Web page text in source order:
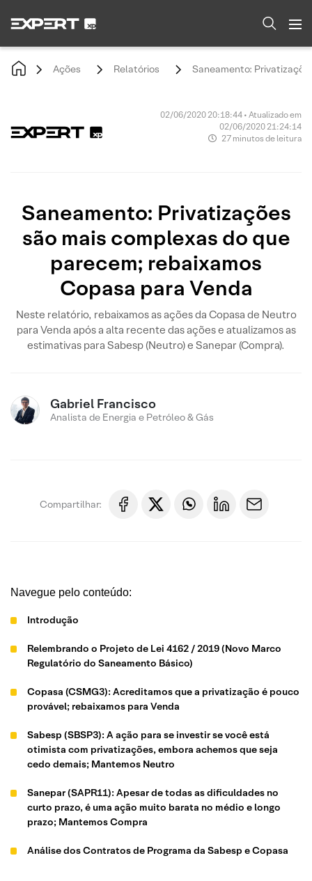
Ações Relatórios Saneamento:
02/06/2020 20:18:44 • Atualizado em
02/06/2020 21:24:14
27 minutos de leitura
Saneamento: Privatizações
são mais complexas do que
parecem; rebaixamos
Copasa para Venda
Neste relatório, rebaixamos as ações da Copasa de Neutro
para Venda após a alta recente das ações e atualizamos as
estimativas para Sabesp (Neutro) e Sanepar (Compra).
Gabriel Francisco
Analista de Energia e Petróleo & Gás
Compartilhar:
Navegue pelo conteúdo:
Introdução
Relembrando o Projeto de Lei 4162 / 2019 (Novo Marco
Regulatório do Saneamento Básico)
Copasa (CSMG3): Acreditamos que a privatização é pouco
provável; rebaixamos para Venda
Sabesp (SBSP3): A ação para se investir se você está
otimista com privatizações, embora achemos que seja
cedo demais; Mantemos Neutro
Sanepar (SAPR11): Apesar de todas as dificuldades no
curto prazo, é uma ação muito barata no médio e longo
prazo; Mantemos Compra
Análise dos Contratos de Programa da Sabesp e Copasa